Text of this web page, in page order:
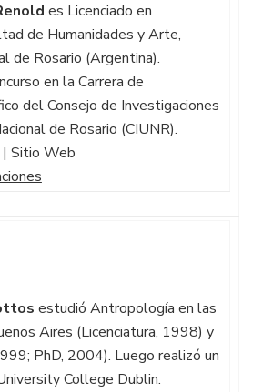
es Licenciado en
de Humanidades y Arte,
de Rosario (Argentina).
en la Carrera de
del Consejo de Investigaciones
de Rosario (CIUNR).
| Sitio Web
estudió Antropología en las
Aires (Licenciatura, 1998) y
PhD, 2004). Luego realizó un
College Dublin.